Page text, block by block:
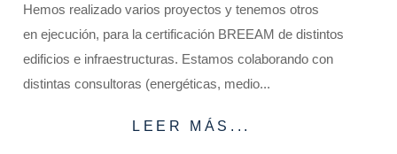
Hemos realizado varios proyectos y tenemos otros
en ejecución, para la certificación BREEAM de distintos
edificios e infraestructuras. Estamos colaborando con
distintas consultoras (energéticas, medio...
LEER MÁS...